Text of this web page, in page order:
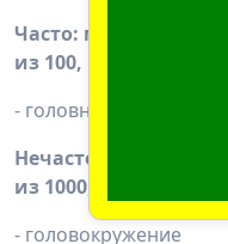
Часто: могут
из 100, но реже чем у
- головная боль
Нечасто: могут
из 1000, но реже чем
- головокружение